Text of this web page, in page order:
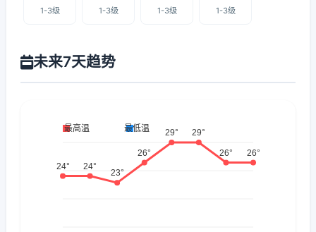
1-3级 1-3级 1-3级 1-3级
未来7天趋势